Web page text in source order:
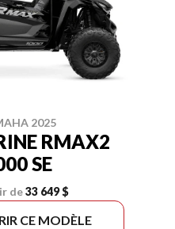
2025
RMAX2
SE
de33 649 $
CE MODÈLE